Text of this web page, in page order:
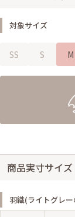
対象サイズ
SS S M
商品実寸サイズ
羽織(ライトグレ